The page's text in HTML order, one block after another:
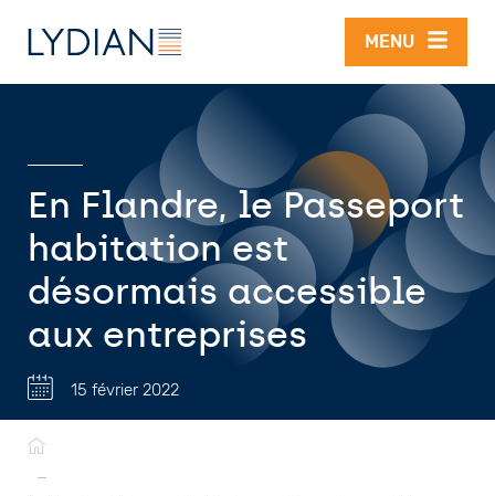
Aller au contenu principal
MENU
Fil
d'Ariane
—
En Flandre, le Passeport
habitation est
désormais accessible
aux entreprises
15 février 2022